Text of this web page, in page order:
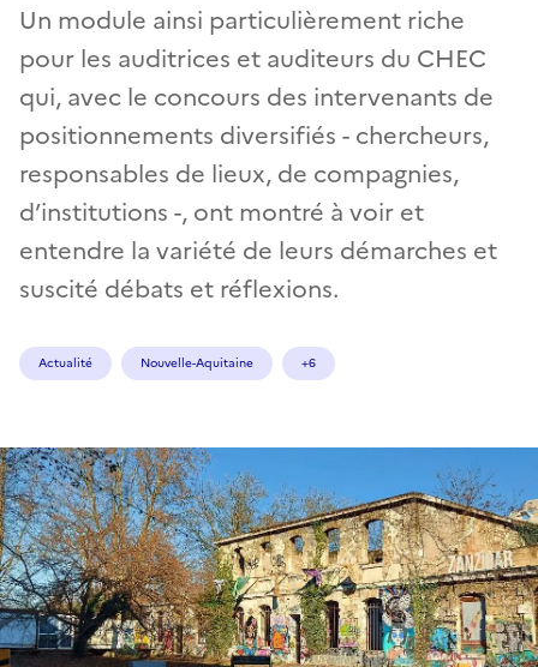
Un module ainsi particulièrement riche
pour les auditrices et auditeurs du CHEC
qui, avec le concours des intervenants de
positionnements diversifiés - chercheurs,
responsables de lieux, de compagnies,
d’institutions -, ont montré à voir et
entendre la variété de leurs démarches et
suscité débats et réflexions.
Actualité Nouvelle-Aquitaine +6